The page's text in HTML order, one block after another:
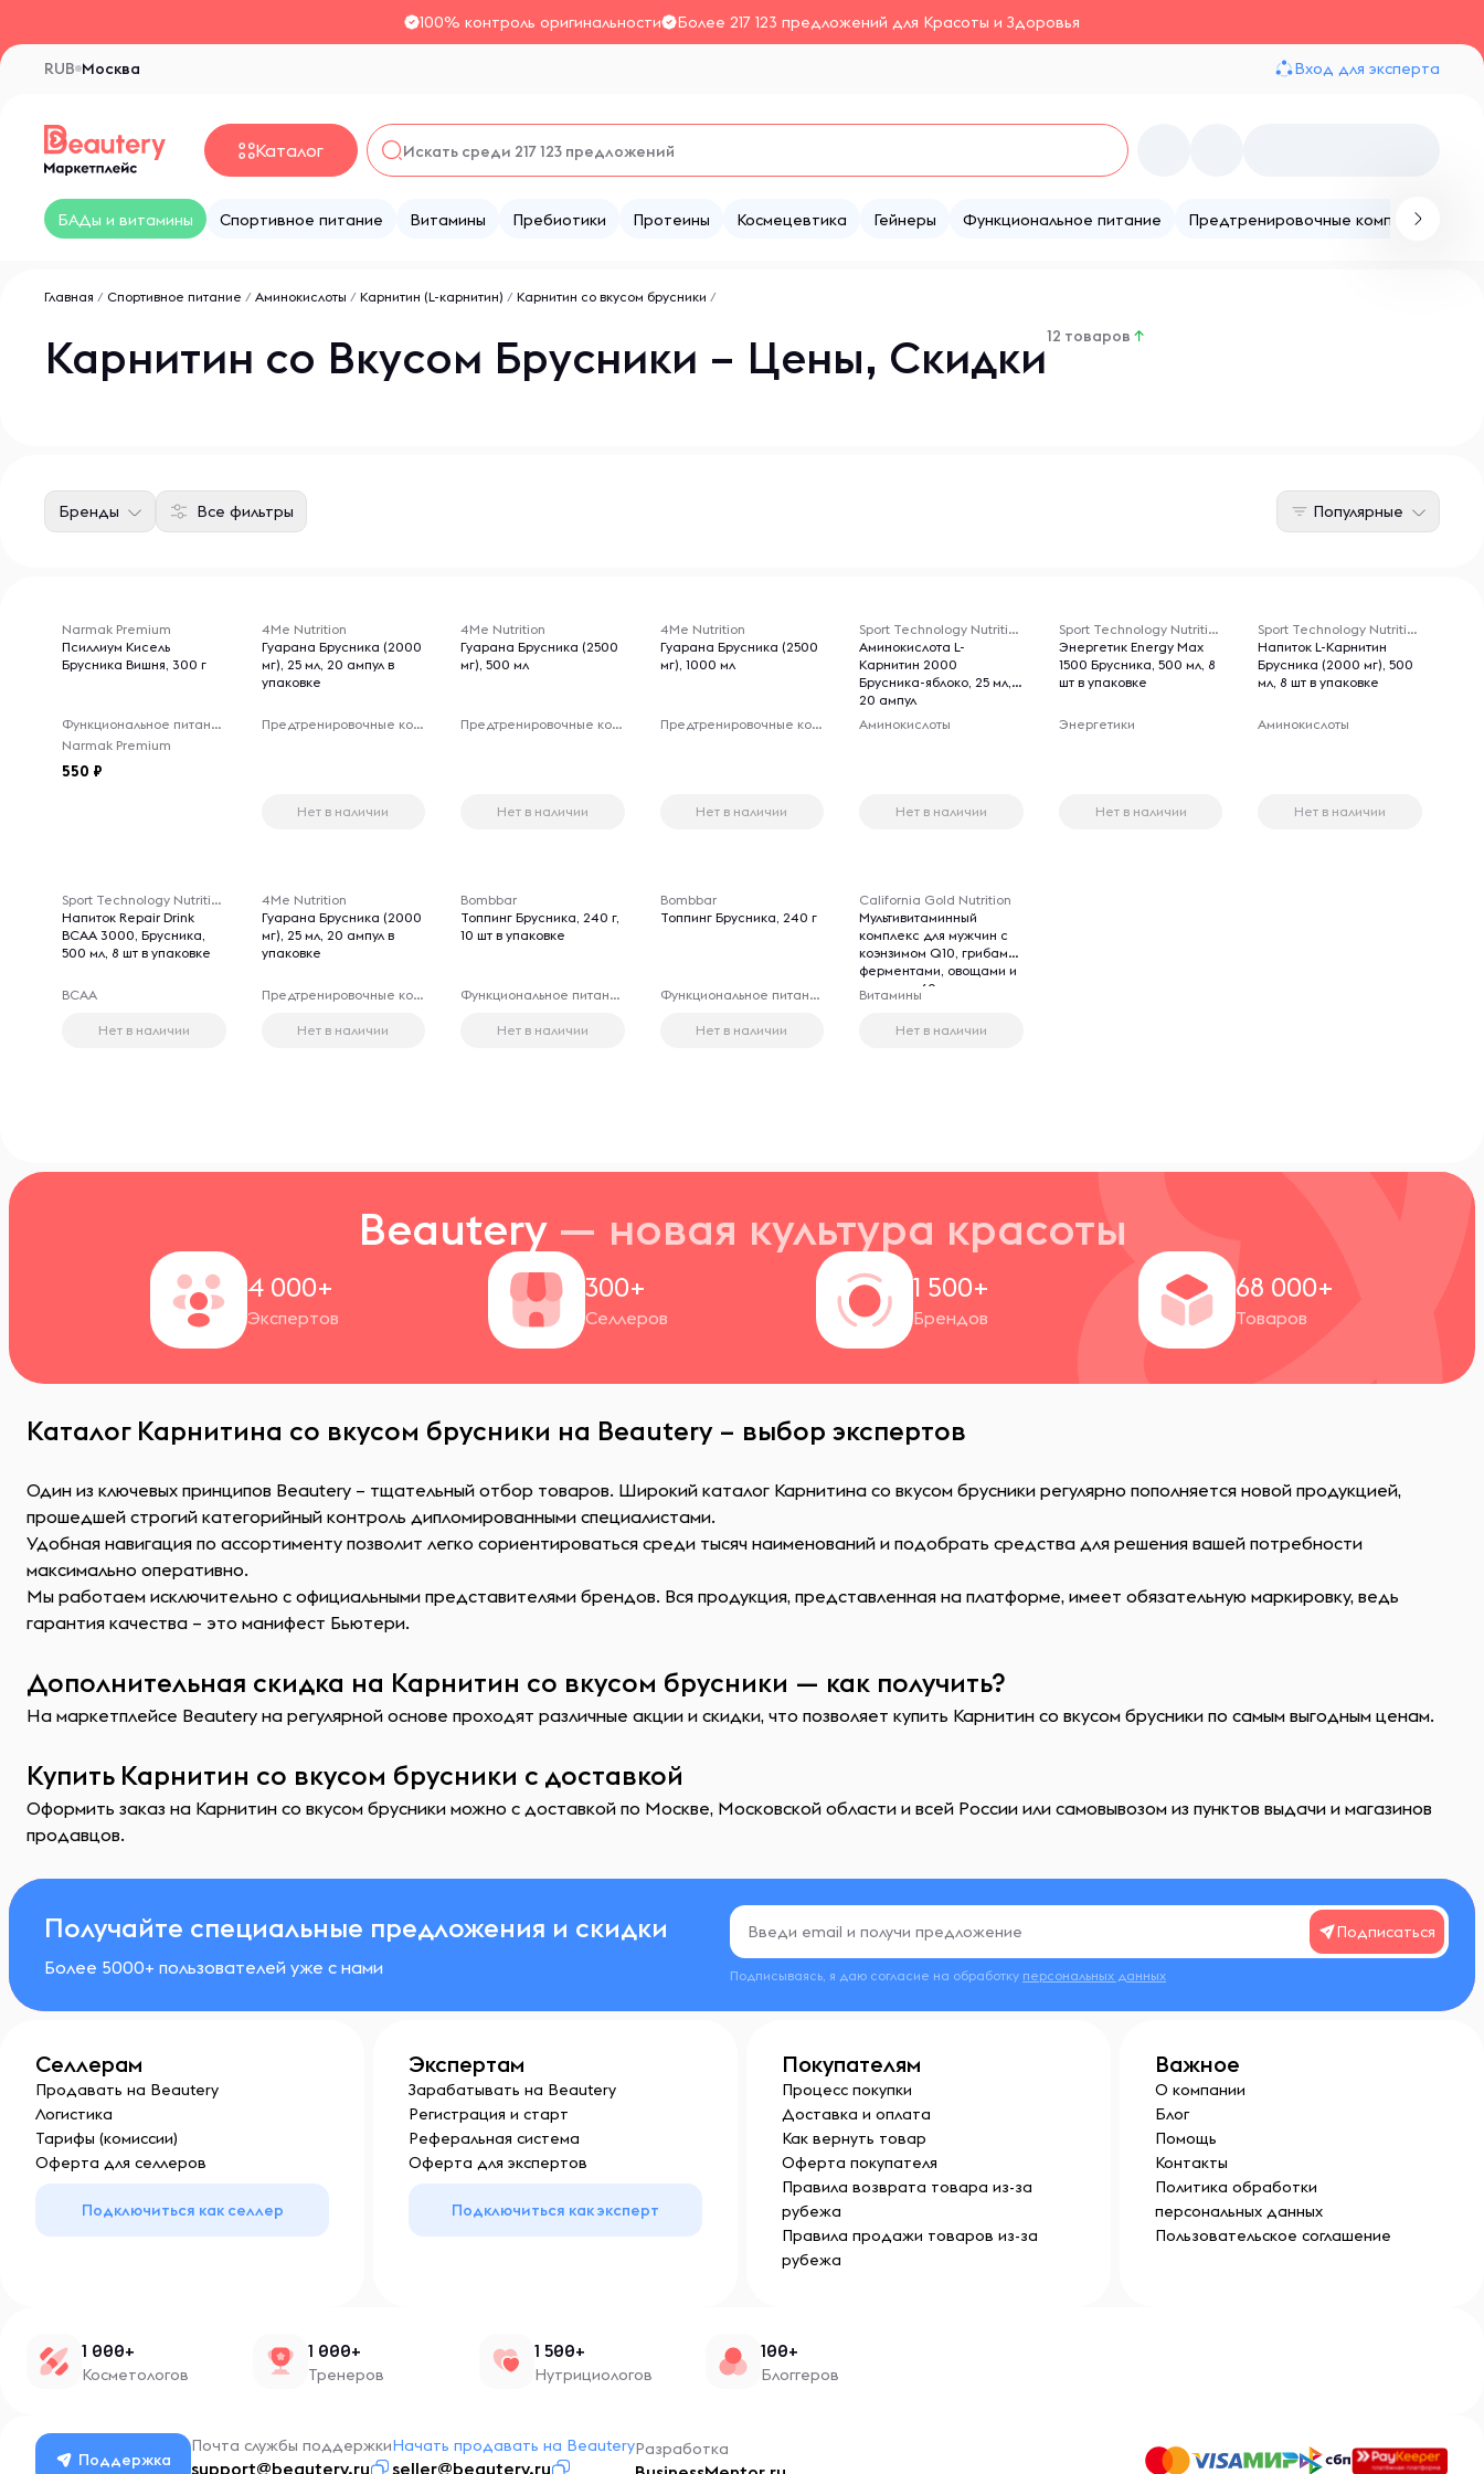
100% контроль оригинальности Более 217 123 предложений для Красоты и Здоровья
Москва
RUB Вход для эксперта
Каталог
БАДы и витамины Спортивное питание Витамины Пребиотики Протеины Космецевтика Гейнеры Функциональное питание Предтренировочные комплексы
Главная / Спортивное питание / Аминокислоты / Карнитин (L-карнитин) / Карнитин со вкусом брусники /
Карнитин со Вкусом Брусники – Цены, Скидки12 товаров ↑
Все фильтры
Бренды Популярные
Narmak Premium
Псиллиум Кисель
Брусника Вишня, 300 г
Функциональное питание
Narmak Premium
550
Товары для 18+ лет
4Me Nutrition
Гуарана Брусника (2000
мг), 25 мл, 20 ампул в
упаковке
Предтренировочные комплексы
Нет в наличии
Товары для 18+ лет
4Me Nutrition
Гуарана Брусника (2500
мг), 500 мл
Предтренировочные комплексы
Нет в наличии
Товары для 18+ лет
4Me Nutrition
Гуарана Брусника (2500
мг), 1000 мл
Предтренировочные комплексы
Нет в наличии
Sport Technology Nutrition
Аминокислота L-
Карнитин 2000
Брусника-яблоко, 25 мл,
20 ампул
Аминокислоты
Нет в наличии
Sport Technology Nutrition
Энергетик Energy Max
1500 Брусника, 500 мл, 8
шт в упаковке
Энергетики
Нет в наличии
Sport Technology Nutrition
Напиток L-Карнитин
Брусника (2000 мг), 500
мл, 8 шт в упаковке
Аминокислоты
Нет в наличии
Sport Technology Nutrition
Напиток Repair Drink
ВСАА 3000, Брусника,
500 мл, 8 шт в упаковке
BCAA
Нет в наличии
Товары для 18+ лет
4Me Nutrition
Гуарана Брусника (2000
мг), 25 мл, 20 ампул в
упаковке
Предтренировочные комплексы
Нет в наличии
Bombbar
Топпинг Брусника, 240 г,
10 шт в упаковке
Функциональное питание
Нет в наличии
Bombbar
Топпинг Брусника, 240 г
Функциональное питание
Нет в наличии
California Gold Nutrition
Мультивитаминный
комплекс для мужчин с
коэнзимом Q10, грибами,
ферментами, овощами и
ягодами, 60 веганских
Витамины
Нет в наличии
Beautery — новая культура красоты
4 000+
Экспертов
300+
Селлеров
1 500+
Брендов
68 000+
Товаров
Каталог Карнитина со вкусом брусники на Beautery – выбор экспертов
Один из ключевых принципов Beautery – тщательный отбор товаров. Широкий каталог Карнитина со вкусом брусники регулярно пополняется новой продукцией,
прошедшей строгий категорийный контроль дипломированными специалистами.
Удобная навигация по ассортименту позволит легко сориентироваться среди тысяч наименований и подобрать средства для решения вашей потребности
максимально оперативно.
Мы работаем исключительно с официальными представителями брендов. Вся продукция, представленная на платформе, имеет обязательную маркировку, ведь
гарантия качества – это манифест Бьютери.
Дополнительная скидка на Карнитин со вкусом брусники — как получить?
На маркетплейсе Beautery на регулярной основе проходят различные акции и скидки, что позволяет купить Карнитин со вкусом брусники по самым выгодным ценам.
Купить Карнитин со вкусом брусники с доставкой
Оформить заказ на Карнитин со вкусом брусники можно с доставкой по Москве, Московской области и всей России или самовывозом из пунктов выдачи и магазинов
продавцов.
Получайте специальные предложения и скидки
Более 5000+ пользователей уже с нами
Подписаться
Подписываясь, я даю согласие на обработку персональных данных
Селлерам
Продавать на Beautery
Логистика
Тарифы (комиссии)
Оферта для селлеров
Подключиться как селлер
Экспертам
Зарабатывать на Beautery
Регистрация и старт
Реферальная система
Оферта для экспертов
Подключиться как эксперт
Покупателям
Процесс покупки
Доставка и оплата
Как вернуть товар
Оферта покупателя
Правила возврата товара из-за
рубежа
Правила продажи товаров из-за
рубежа
Важное
О компании
Блог
Помощь
Контакты
Политика обработки
персональных данных
Пользовательское соглашение
1 000+
Косметологов
1 000+
Тренеров
1 500+
Нутрициологов
100+
Блоггеров
Поддержка
Почта службы поддержки
support@beautery.ru
Начать продавать на Beautery
seller@beautery.ru
Разработка